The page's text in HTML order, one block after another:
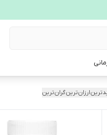
ارزان‌ترینگران‌ترین